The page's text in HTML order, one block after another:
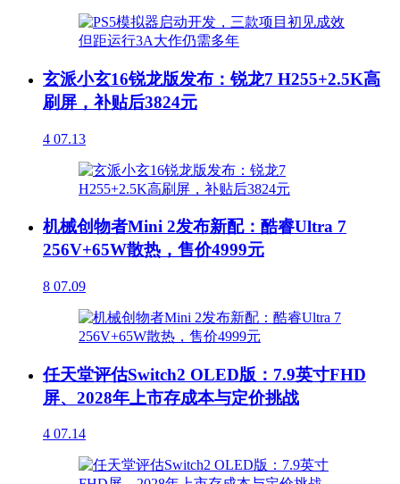
玄派小玄16锐龙版发布：锐龙7 H255+2.5K高
刷屏，补贴后3824元
4 07.13
机械创物者Mini 2发布新配：酷睿Ultra 7
256V+65W散热，售价4999元
8 07.09
任天堂评估Switch2 OLED版：7.9英寸FHD
屏、2028年上市存成本与定价挑战
4 07.14